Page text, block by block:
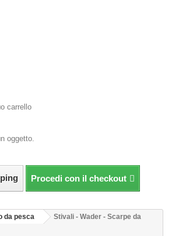
carrello
oggetto.
Procedi con il checkout
da pesca
Stivali - Wader - Scarpe da